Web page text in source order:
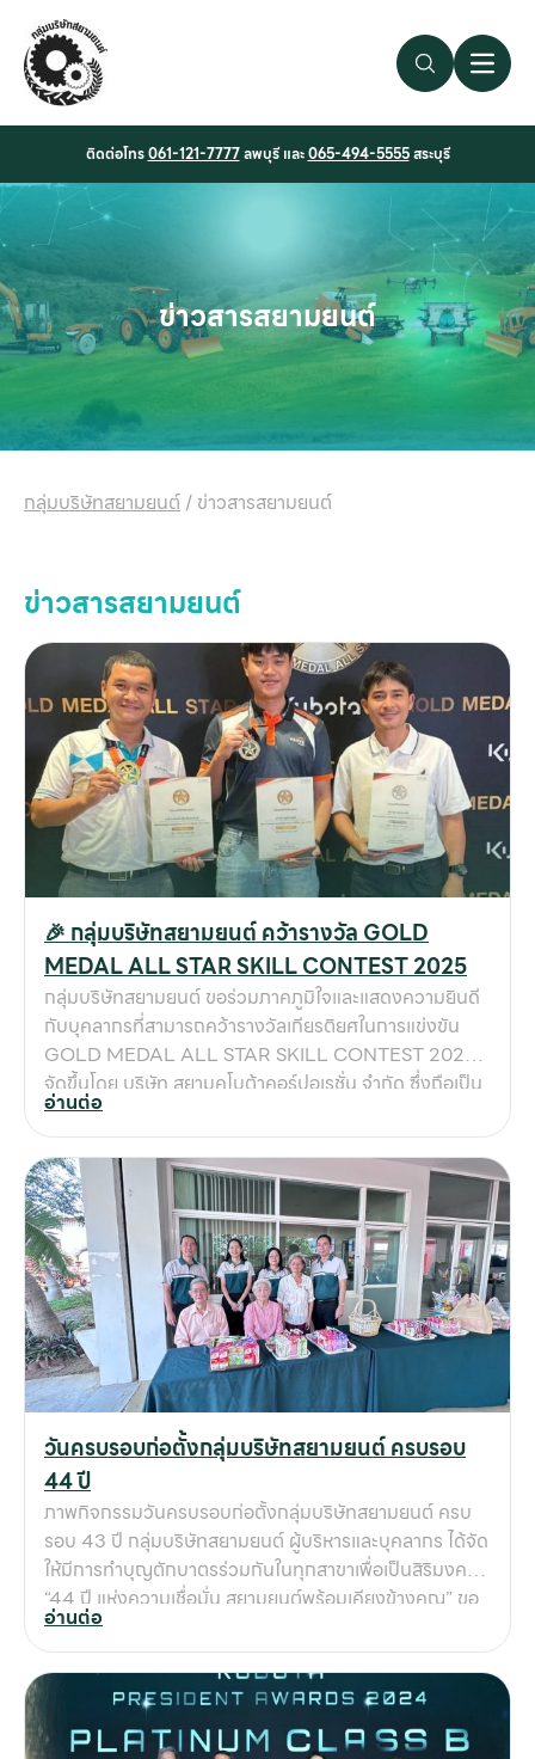
Search Link
Open
ติดต่อโทร061-121-7777ลพบุรี และ065-494-5555สระบุรี
ข่าวสารสยามยนต์
กลุ่มบริษัทสยามยนต์ / ข่าวสารสยามยนต์
ข่าวสารสยามยนต์
🎉 กลุ่มบริษัทสยามยนต์ คว้ารางวัล GOLD
MEDAL ALL STAR SKILL CONTEST 2025
กลุ่มบริษัทสยามยนต์ ขอร่วมภาคภูมิใจและแสดงความยินดี
กับบุคลากรที่สามารถคว้ารางวัลเกียรติยศในการแข่งขัน
GOLD MEDAL ALL STAR SKILL CONTEST 2025
จัดขึ้นโดย บริษัท สยามคูโบต้าคอร์ปอเรชั่น จำกัด ซึ่งถือเป็น
เวทีการแข่งขันทักษะระดับประเทศ ที่คัดเลือกผู้เข้าแข่งขัน
จากทั่วประเทศ มาประชันความรู้ ความสามารถ และความ
เชี่ยวชาญในสายงานต่าง ๆ 🏆 ในปีนี้ บุคลากรของกลุ่ม
บริษัทสยามยนต์สามารถสร้างชื่อเสียงและผลงานที่โดดเด่น
โดยได้รับรางวัลดังนี้ การได้รับรางวัลครั้งนี้ ไม่เพียงเป็น
ความสำเร็จของบุคลากรแต่ละท่านเท่านั้น แต่ยังเป็นหลักฐาน
ยืนยันถึงความมุ่งมั่นของกลุ่มบริษัทสยามยนต์ ในการ
พัฒนาศักยภาพบุคลากรอย่างต่อเนื่อง ให้มีความรู้ ความ
สามารถ และความเชี่ยวชาญที่ทันต่อการเปลี่ยนแปลงของ
อุตสาหกรรมเกษตรและเครื่องจักรกลหนัก ✨ รางวัลที่ได้รับ
สะท้อนถึงมาตรฐานในการทำงานที่เป็นเลิศของพนักงาน
สยามยนต์ และยังเป็นการการันตีให้กับลูกค้าว่า ทุกการ
บริการจากสยามยนต์จะเต็มไปด้วยคุณภาพ ความเชี่ยวชาญ
และการดูแลเอาใจใส่อย่างดีที่สุด 🚜 พันธกิจของสยามยนต์:
ก้าวสู่การเป็นพันธมิตรที่ลูกค้าไว้วางใจ กลุ่มบริษัทสยาม
ยนต์จะยังคงเดินหน้าพัฒนาศักยภาพบุคลากรในทุกมิติ ไม่
ว่าจะเป็นงานขาย งานบริการ งานซ่อมบำรุง หรือการดูแล
อะไหล่ โดยมีเป้าหมายสำคัญคือการ ยกระดับมาตรฐานการให้
บริการ และการสร้างความมั่นใจให้กับลูกค้าว่า สยามยนต์คือ
พันธมิตรที่พร้อมจะอยู่เคียงข้างลูกค้าในทุกความสำเร็จ 📞
ติดต่อสอบถามรายละเอียดสินค้าคูโบต้า
อ่านต่อ
วันครบรอบก่อตั้งกลุ่มบริษัทสยามยนต์ ครบรอบ
44 ปี
ภาพกิจกรรมวันครบรอบก่อตั้งกลุ่มบริษัทสยามยนต์ ครบ
รอบ 43 ปี กลุ่มบริษัทสยามยนต์ ผู้บริหารและบุคลากร ได้จัด
ให้มีการทำบุญตักบาตรร่วมกันในทุกสาขาเพื่อเป็นสิริมงคล
“44 ปี แห่งความเชื่อมั่น สยามยนต์พร้อมเคียงข้างคุณ” ขอ
ขอบคุณลูกค้าทุกท่าน ที่ไว้วางใจใช้บริการกับสยามยนต์มา
ตลอด 44 ปี เราขอสัญญาว่าจะมุ่งมั่นพัฒนาบริการ และ
ความเชี่ยวชาญด้านเครื่องจักรกลฯ พร้อมดำเนินธุรกิจที่รับ
ผิดชอบต่อสังคมและสิ่งแวดล้อม เพื่อตอบโจทย์ธุรกิจของ
ลูกค้าให้เติบโตร่วมกันอย่างยั่งยืน
อ่านต่อ